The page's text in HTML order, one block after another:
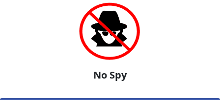
No Spy